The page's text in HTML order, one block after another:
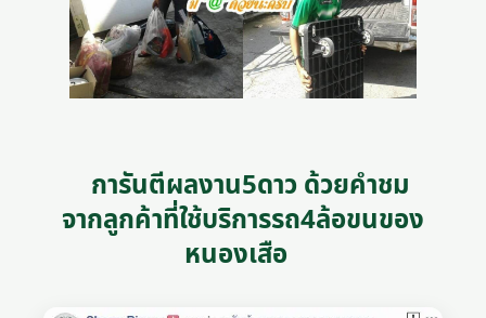
การันตีผลงาน5ดาว ด้วยคำชม
จากลูกค้าที่ใช้บริการรถ4ล้อขนของ
หนองเสือ